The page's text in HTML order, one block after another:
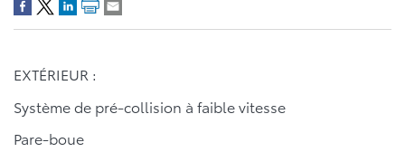
EXTÉRIEUR :
Système de pré-collision à faible vitesse
Pare-boue